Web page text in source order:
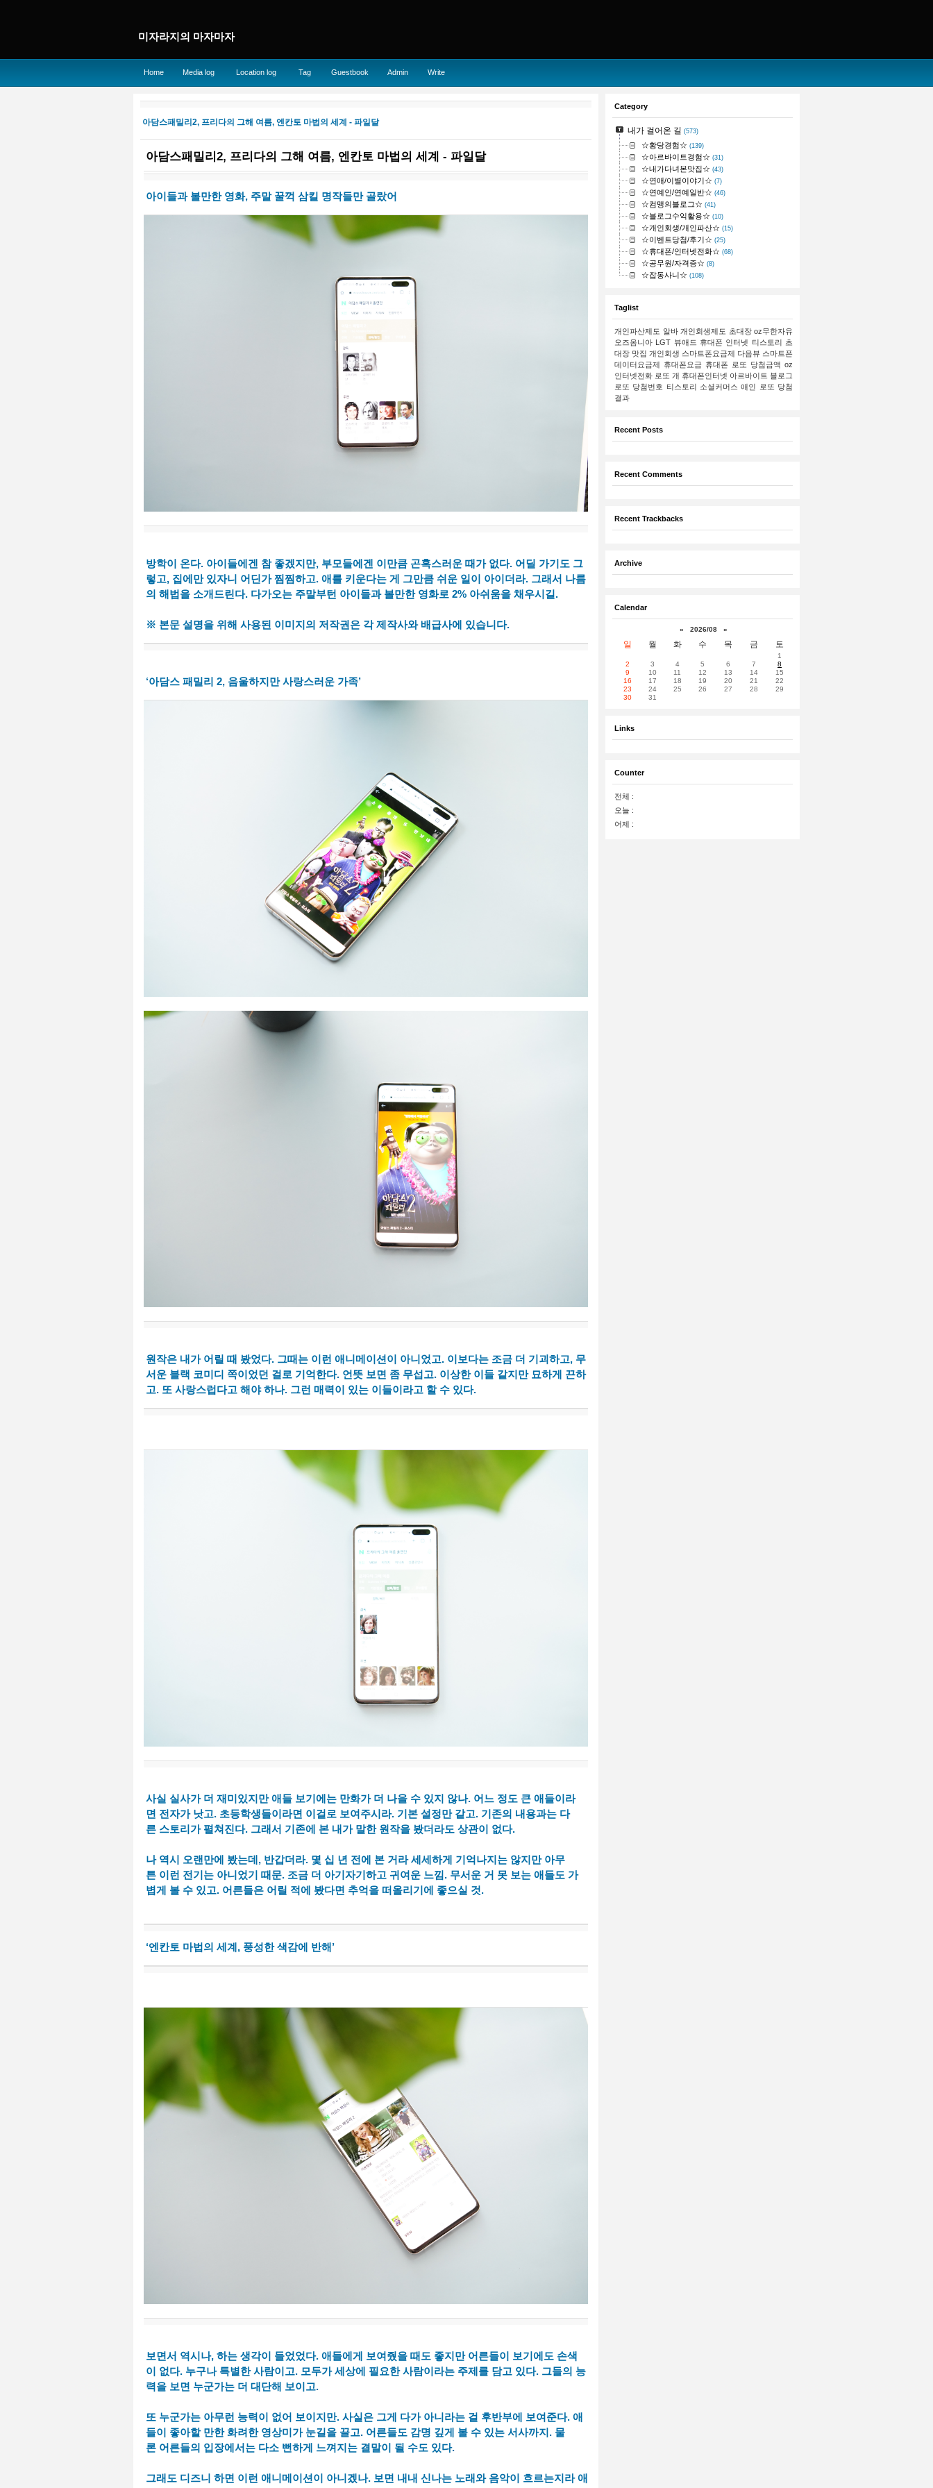
미자라지의 마자마자
Home Media log Location log Tag Guestbook Admin Write
아담스패밀리2, 프리다의 그해 여름, 엔칸토 마법의 세계 - 파일달
아담스패밀리2, 프리다의 그해 여름, 엔칸토 마법의 세계 - 파일달
아이들과 볼만한 영화, 주말 꿀꺽 삼킬 명작들만 골랐어
방학이 온다. 아이들에겐 참 좋겠지만, 부모들에겐 이만큼 곤혹스러운 때가 없다. 어딜 가기도 그
렇고, 집에만 있자니 어딘가 찜찜하고. 애를 키운다는 게 그만큼 쉬운 일이 아이더라. 그래서 나름
의 해법을 소개드린다. 다가오는 주말부턴 아이들과 볼만한 영화로 2% 아쉬움을 채우시길.
※ 본문 설명을 위해 사용된 이미지의 저작권은 각 제작사와 배급사에 있습니다.
‘아담스 패밀리 2, 음울하지만 사랑스러운 가족’
원작은 내가 어릴 때 봤었다. 그때는 이런 애니메이션이 아니었고. 이보다는 조금 더 기괴하고, 무
서운 블랙 코미디 쪽이었던 걸로 기억한다. 언뜻 보면 좀 무섭고. 이상한 이들 같지만 묘하게 끈하
고. 또 사랑스럽다고 해야 하나. 그런 매력이 있는 이들이라고 할 수 있다.
사실 실사가 더 재미있지만 애들 보기에는 만화가 더 나을 수 있지 않나. 어느 정도 큰 애들이라
면 전자가 낫고. 초등학생들이라면 이걸로 보여주시라. 기본 설정만 같고. 기존의 내용과는 다
른 스토리가 펼쳐진다. 그래서 기존에 본 내가 말한 원작을 봤더라도 상관이 없다.
나 역시 오랜만에 봤는데, 반갑더라. 몇 십 년 전에 본 거라 세세하게 기억나지는 않지만 아무
튼 이런 전기는 아니었기 때문. 조금 더 아기자기하고 귀여운 느낌. 무서운 거 못 보는 애들도 가
볍게 볼 수 있고. 어른들은 어릴 적에 봤다면 추억을 떠올리기에 좋으실 것.
‘엔칸토 마법의 세계, 풍성한 색감에 반해’
보면서 역시나, 하는 생각이 들었었다. 애들에게 보여줬을 때도 좋지만 어른들이 보기에도 손색
이 없다. 누구나 특별한 사람이고. 모두가 세상에 필요한 사람이라는 주제를 담고 있다. 그들의 능
력을 보면 누군가는 더 대단해 보이고.
또 누군가는 아무런 능력이 없어 보이지만. 사실은 그게 다가 아니라는 걸 후반부에 보여준다. 애
들이 좋아할 만한 화려한 영상미가 눈길을 끌고. 어른들도 감명 깊게 볼 수 있는 서사까지. 물
론 어른들의 입장에서는 다소 뻔하게 느껴지는 결말이 될 수도 있다.
그래도 디즈니 하면 이런 애니메이션이 아니겠나. 보면 내내 신나는 노래와 음악이 흐르는지라 애
Category
내가 걸어온 길 (573)
☆황당경험☆ (139)
☆아르바이트경험☆ (31)
☆내가다녀본맛집☆ (43)
☆연애/이별이야기☆ (7)
☆연예인/연예일반☆ (46)
☆컴맹의블로그☆ (41)
☆블로그수익활용☆ (10)
☆개인회생/개인파산☆ (15)
☆이벤트당첨/후기☆ (25)
☆휴대폰/인터넷전화☆ (68)
☆공무원/자격증☆ (8)
☆잡동사니☆ (108)
Taglist
개인파산제도 알바 개인회생제도 초대장 oz무한자유
오즈옴니아 LGT 뷰애드 휴대폰 인터넷 티스토리 초
대장 맛집 개인회생 스마트폰요금제 다음뷰 스마트폰
데이터요금제 휴대폰요금 휴대폰 로또 당첨금액 oz
인터넷전화 로또 개 휴대폰인터넷 아르바이트 블로그
로또 당첨번호 티스토리 소셜커머스 애인
로또 당첨
결과
Recent Posts
Recent Comments
Recent Trackbacks
Archive
Calendar
« 2026/08 »
일 월 화 수 목 금 토
1
2
3 4 5 6 7
8
9
10 11 12 13 14
15
16
17 18 19 20 21
22
23
24 25 26 27 28
29
30
31
Links
Counter
전체 :
오늘 :
어제 :